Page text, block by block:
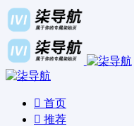
首页
推荐